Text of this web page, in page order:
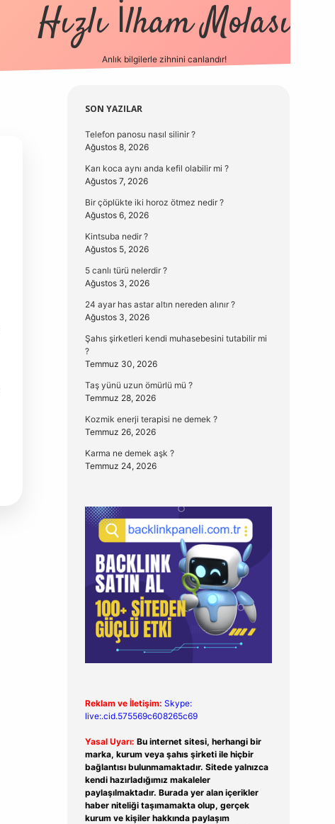
Hızlı İlham Molası
Anlık bilgilerle zihnini canlandır!
Sidebar
SON YAZILAR
Telefon panosu nasıl silinir ?
Ağustos 8, 2026
Karı koca aynı anda kefil olabilir mi ?
Ağustos 7, 2026
Bir çöplükte iki horoz ötmez nedir ?
Ağustos 6, 2026
Kintsuba nedir ?
Ağustos 5, 2026
5 canlı türü nelerdir ?
Ağustos 3, 2026
24 ayar has astar altın nereden alınır ?
Ağustos 3, 2026
Şahıs şirketleri kendi muhasebesini tutabilir mi
?
Temmuz 30, 2026
Taş yünü uzun ömürlü mü ?
Temmuz 28, 2026
Kozmik enerji terapisi ne demek ?
Temmuz 26, 2026
Karma ne demek aşk ?
Temmuz 24, 2026
Reklam ve İletişim: Skype:
live:.cid.575569c608265c69
Yasal Uyarı: Bu internet sitesi, herhangi bir
marka, kurum veya şahıs şirketi ile hiçbir
bağlantısı bulunmamaktadır. Sitede yalnızca
kendi hazırladığımız makaleler
paylaşılmaktadır. Burada yer alan içerikler
haber niteliği taşımamakta olup, gerçek
kurum ve kişiler hakkında paylaşım